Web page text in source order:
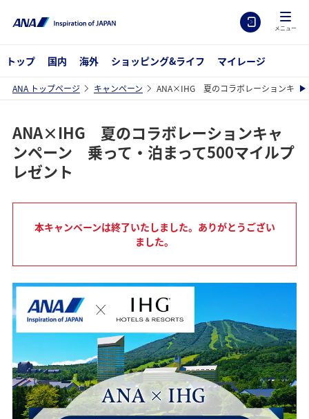
メニュー
トップ 国内 海外 ショッピング&ライフ マイレージ
ANA トップページ キャンペーン ANA×IHG 夏のコラボレーションキャ
ANA×IHG 夏のコラボレーションキャ
ンペーン 乗って・泊まって500マイルプ
レゼント
本キャンペーンは終了いたしました。ありがとうござい
ました。